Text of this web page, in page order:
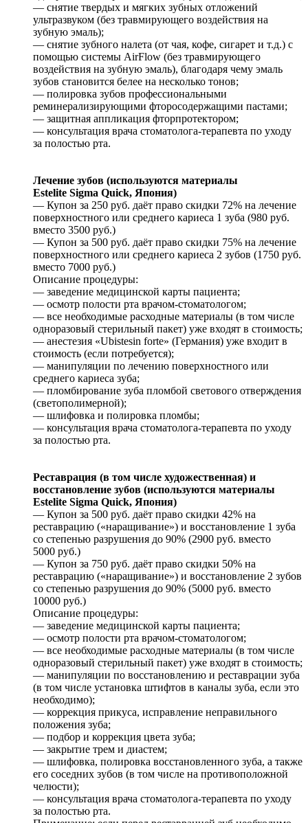
— снятие твердых и мягких зубных отложений
ультразвуком (без травмирующего воздействия на
зубную эмаль);
— снятие зубного налета (от чая, кофе, сигарет и т.д.) с
помощью системы AirFlow (без травмирующего
воздействия на зубную эмаль), благодаря чему эмаль
зубов становится белее на несколько тонов;
— полировка зубов профессиональными
реминерализирующими фторосодержащими пастами;
— защитная аппликация фторпротектором;
— консультация врача стоматолога-терапевта по уходу
за полостью рта.
Лечение зубов (используются материалы
Еstеlitе Sigmа Quiсk, Япония)
— Купон за 250 руб. даёт право скидки 72% на лечение
поверхностного или среднего кариеса 1 зуба (980 руб.
вместо 3500 руб.)
— Купон за 500 руб. даёт право скидки 75% на лечение
поверхностного или среднего кариеса 2 зубов (1750 руб.
вместо 7000 руб.)
Описание процедуры:
— заведение медицинской карты пациента;
— осмотр полости рта врачом-стоматологом;
— все необходимые расходные материалы (в том числе
одноразовый стерильный пакет) уже входят в стоимость;
— анестезия «Ubistesin forte» (Германия) уже входит в
стоимость (если потребуется);
— манипуляции по лечению поверхностного или
среднего кариеса зуба;
— пломбирование зуба пломбой светового отверждения
(светополимерной);
— шлифовка и полировка пломбы;
— консультация врача стоматолога-терапевта по уходу
за полостью рта.
Реставрация (в том числе художественная) и
восстановление зубов (используются материалы
Еstеlitе Sigmа Quiсk, Япония)
— Купон за 500 руб. даёт право скидки 42% на
реставрацию («наращивание») и восстановление 1 зуба
со степенью разрушения до 90% (2900 руб. вместо
5000 руб.)
— Купон за 750 руб. даёт право скидки 50% на
реставрацию («наращивание») и восстановление 2 зубов
со степенью разрушения до 90% (5000 руб. вместо
10000 руб.)
Описание процедуры:
— заведение медицинской карты пациента;
— осмотр полости рта врачом-стоматологом;
— все необходимые расходные материалы (в том числе
одноразовый стерильный пакет) уже входят в стоимость;
— манипуляции по восстановлению и реставрации зуба
(в том числе установка штифтов в каналы зуба, если это
необходимо);
— коррекция прикуса, исправление неправильного
положения зуба;
— подбор и коррекция цвета зуба;
— закрытие трем и диастем;
— шлифовка, полировка восстановленного зуба, а также
его соседних зубов (в том числе на противоположной
челюсти);
— консультация врача стоматолога-терапевта по уходу
за полостью рта.